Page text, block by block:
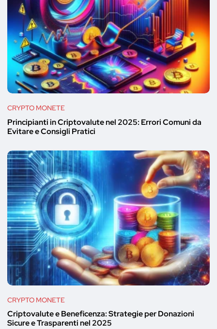
CRYPTO MONETE
Principianti in Criptovalute nel 2025: Errori Comuni da
Evitare e Consigli Pratici
CRYPTO MONETE
Criptovalute e Beneficenza: Strategie per Donazioni
Sicure e Trasparenti nel 2025